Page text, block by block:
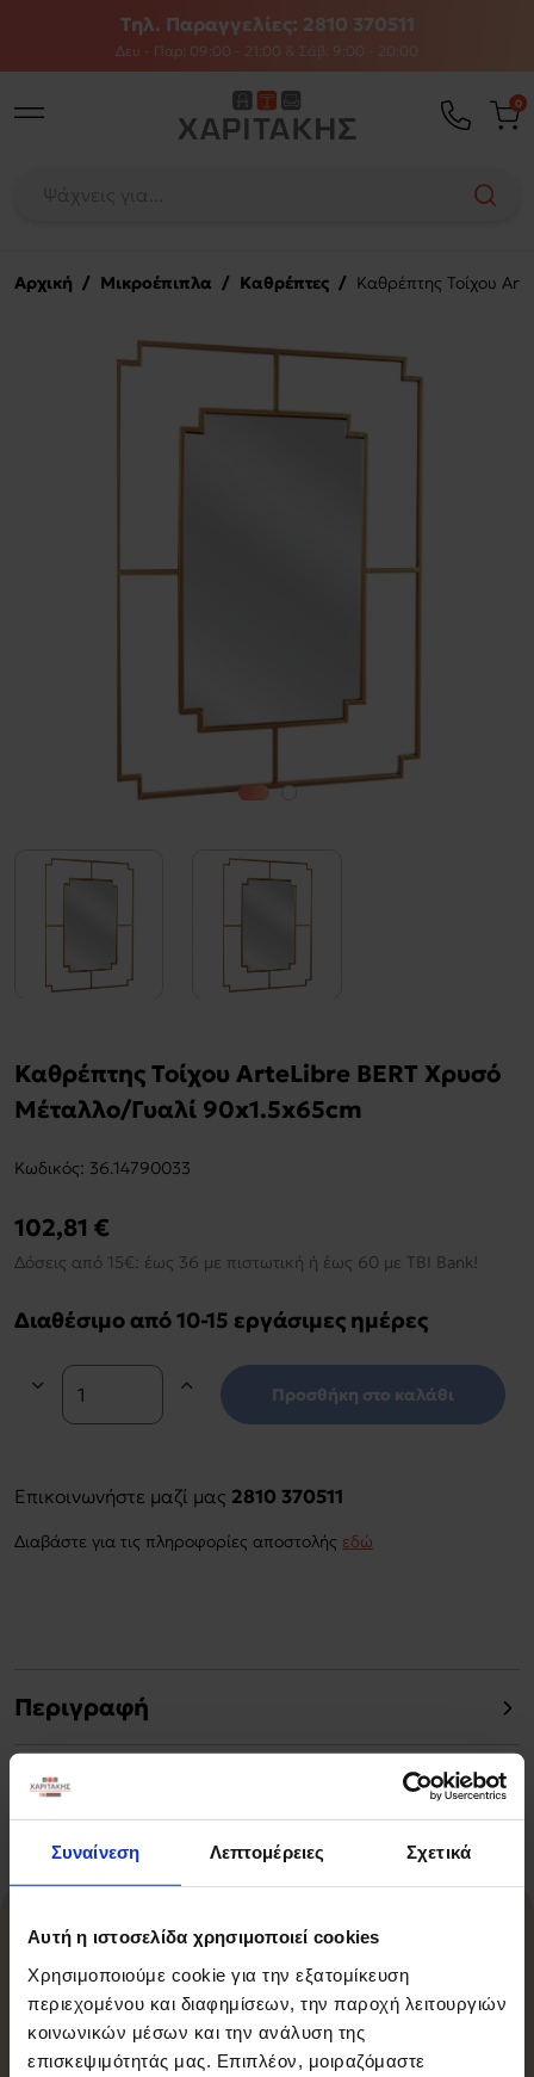
Συναίνεση Λεπτομέρειες Σχετικά
Αυτή η ιστοσελίδα χρησιμοποιεί cookies
Χρησιμοποιούμε cookie για την εξατομίκευση
περιεχομένου και διαφημίσεων, την παροχή λειτουργιών
κοινωνικών μέσων και την ανάλυση της
επισκεψιμότητάς μας. Επιπλέον, μοιραζόμαστε
Τηλ. Παραγγελίες: 2810 370511
Δευ - Παρ: 09:00 - 21:00 & Σάβ: 9:00 - 20:00
0
Αρχική / Μικροέπιπλα / Καθρέπτες / Καθρέπτης Τοίχου
Καθρέπτης Τοίχου ArteLibre BERT Χρυσό
Μέταλλο/Γυαλί 90x1.5x65cm
Kωδικός: 36.14790033
102,81 €
Δόσεις από 15€: έως 36 με πιστωτική ή έως 60 με TBI Bank!
Διαθέσιμο από 10-15 εργάσιμες ημέρες
Προσθήκη στο καλάθι
Επικοινωνήστε μαζί μας 2810 370511
Διαβάστε για τις πληροφορίες αποστολής εδώ
Περιγραφή
Χαρακτηριστικά
Σχετικά Προϊόντα
-15%